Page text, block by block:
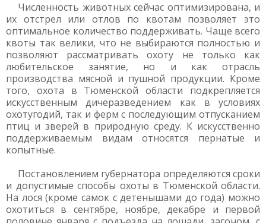
Численность животных сейчас оптимизирована, и
их отстрел или отлов по квотам позволяет это
оптимальное количество поддерживать. Чаще всего
квоты так велики, что не выбираются полностью и
позволяют рассматривать охоту не только как
любительское занятие, но и как отрасль
производства мясной и пушной продукции. Кроме
того, охота в Тюменской области подкрепляется
искусственным дичеразведением как в условиях
охотугодий, так и ферм с последующим отпусканием
птиц и зверей в природную среду. К искусственно
поддерживаемым видам относятся пернатые и
копытные.
Постановлением губернатора определяются сроки
и допустимые способы охоты в Тюменской области.
На лося (кроме самок с детенышами до года) можно
охотиться в сентябре, ноябре, декабре и первой